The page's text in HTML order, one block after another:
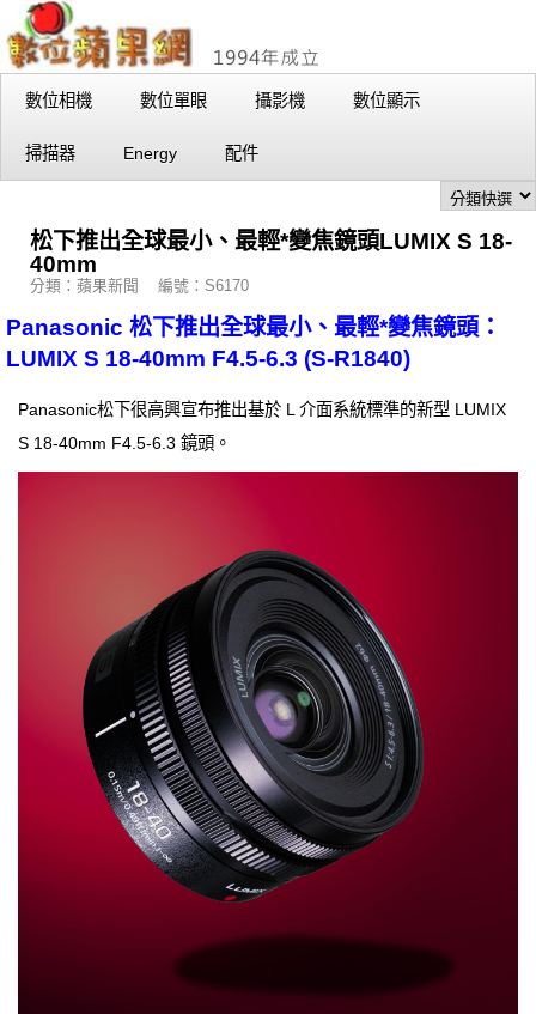
數位相機 數位單眼 攝影機 數位顯示
掃描器 Energy 配件
松下推出全球最小、最輕*變焦鏡頭LUMIX S 18-
40mm
分類：蘋果新聞 編號：S6170
Panasonic 松下推出全球最小、最輕*變焦鏡頭：
LUMIX S 18-40mm F4.5-6.3 (S-R1840)
Panasonic松下很高興宣布推出基於 L 介面系統標準的新型 LUMIX
S 18-40mm F4.5-6.3 鏡頭。